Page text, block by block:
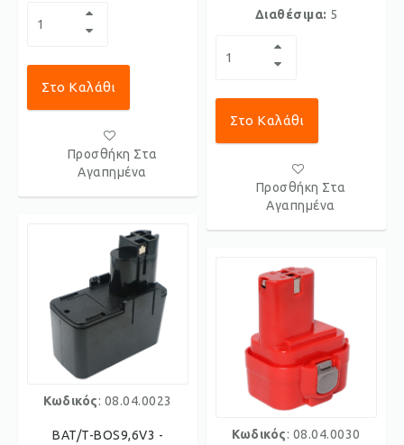
Στο Καλάθι
Προσθήκη Στα
Αγαπημένα
Κωδικός: 08.04.0023
BAT/T-BOS9,6V3 -
Διαθέσιμα: 5
Στο Καλάθι
Προσθήκη Στα
Αγαπημένα
Κωδικός: 08.04.0030